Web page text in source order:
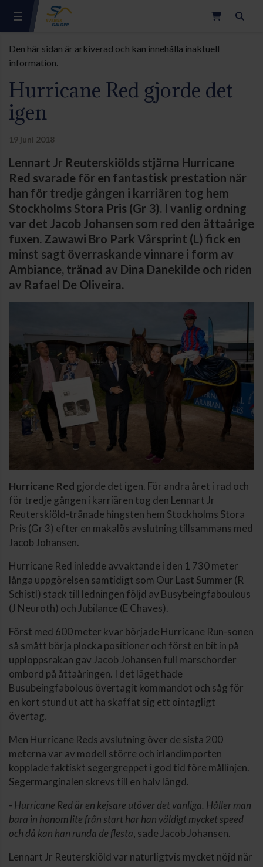
Den här sidan är arkiverad och kan innehålla inaktuell
information.
Hurricane Red gjorde det
igen
19 juni 2018
Lennart Jr Reuterskiölds stjärna Hurricane
Red svarade för en fantastisk prestation när
han för tredje gången i karriären tog hem
Stockholms Stora Pris (Gr 3). I vanlig ordning
var det Jacob Johansen som red den åttaårige
fuxen. Zawawi Bro Park Vårsprint (L) fick en
minst sagt överraskande vinnare i form av
Ambiance, tränad av Dina Danekilde och riden
av Rafael De Oliveira.
Hurricane Red gjorde det igen. För andra året i rad och
för tredje gången i karriären tog den Lennart Jr
Reuterskiöld-tränade hingsten hem Stockholms Stora
Pris (Gr 3) efter en makalös avslutning tillsammans med
Jacob Johansen.
Hurricane Red inledde avvaktande i den 1 730 meter
långa uppgörelsen samtidigt som Our Last Summer (R
Schistl) stack till ledningen följd av Busybeingfaboulous
(J Neuroth) och Jubilance (E Chaves).
Först med 600 meter kvar började Hurricane Run-sonen
så smått börja plocka positioner och först en bit in på
upploppsrakan gav Jacob Johansen full marschorder
ombord på åttaåringen. I det läget hade
Busubeingfabolous övertagit kommandot och såg för
en kort stund ut att ha skaffat sig ett ointagligt
övertag.
Men Hurricane Reds avslutning över de sista 200
meterna var av modell större och irlandimporten
kopplade faktiskt segergreppet i god tid före mållinjen.
Segermarginalen skrevs till en halv längd.
- Hurricane Red är en kejsare utöver det vanliga. Håller man
bara in honom lite från start har han väldigt mycket speed
och då kan han runda de flesta, sade Jacob Johansen.
Lennart Jr Reuterskiöld var naturligtvis mycket nöjd när